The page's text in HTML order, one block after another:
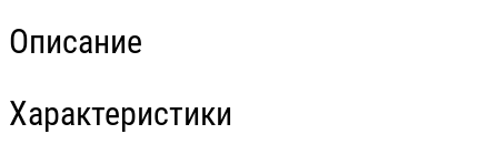
Описание
Характеристики